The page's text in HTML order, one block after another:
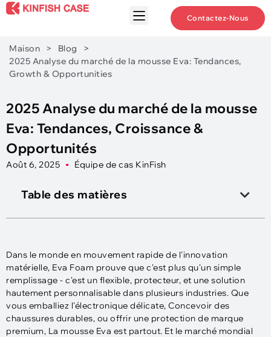
Contactez-Nous
Maison > Blog
>
2025 Analyse du marché de la mousse Eva: Tendances,
Growth & Opportunities
2025 Analyse du marché de la mousse
Eva: Tendances, Croissance &
Opportunités
Août 6, 2025 Équipe de cas KinFish
Table des matières
Dans le monde en mouvement rapide de l'innovation
matérielle, Eva Foam prouve que c'est plus qu'un simple
remplissage - c'est un flexible, protecteur, et une solution
hautement personnalisable dans plusieurs industries. Que
vous emballiez l'électronique délicate, Concevoir des
chaussures durables, ou offrir une protection de marque
premium, La mousse Eva est partout. Et le marché mondial